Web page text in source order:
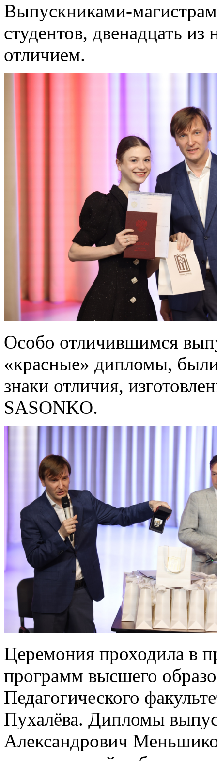
Выпускниками-
студентов, двенадцать
отличием.
Особо отличившимся
«красные» дипломы,
знаки отличия,
SASONKO.
Церемония проходила в
программ высшего
Педагогического
Пухалёва. Дипломы
Александрович